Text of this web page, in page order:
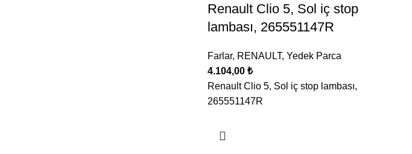
Renault Clio 5, Sol iç stop
lambası, 265551147R
Farlar, RENAULT, Yedek Parca
4.104,00 ₺
Renault Clio 5, Sol iç stop lambası,
265551147R